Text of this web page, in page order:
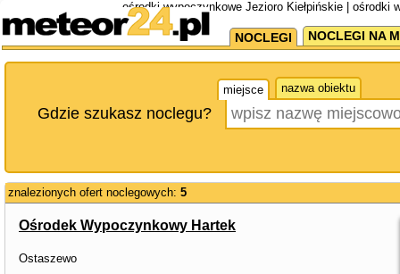
ośrodki wypoczynkowe Jezioro Kiełpińskie | ośrodki
NOCLEGI NOCLEGI NA
miejsce nazwa obiektu
Gdzie szukasz noclegu?
znalezionych ofert noclegowych: 5
Ośrodek Wypoczynkowy Hartek
Ostaszewo